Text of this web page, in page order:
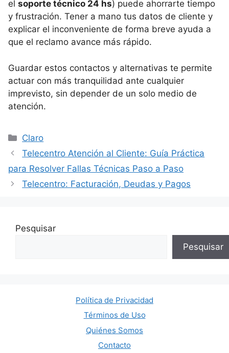
el soporte técnico 24 hs) puede ahorrarte tiempo
y frustración. Tener a mano tus datos de cliente y
explicar el inconveniente de forma breve ayuda a
que el reclamo avance más rápido.
Guardar estos contactos y alternativas te permite
actuar con más tranquilidad ante cualquier
imprevisto, sin depender de un solo medio de
atención.
Categorías
Claro
Telecentro Atención al Cliente: Guía Práctica
para Resolver Fallas Técnicas Paso a Paso
Telecentro: Facturación, Deudas y Pagos
Pesquisar
Pesquisar
Política de Privacidad
Términos de Uso
Quiénes Somos
Contacto